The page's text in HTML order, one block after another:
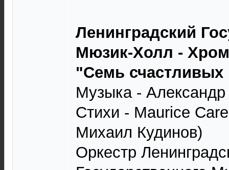
Ленинградский
Мюзик-Холл -
"Семь счастливых
Музыка -
Стихи - Maurice
Михаил Кудинов)
Оркестр